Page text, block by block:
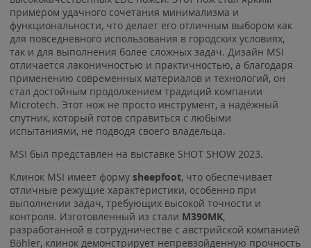
примером удачного сочетания минимализма и
функциональности, что делает его отличным выбором как
для повседневного использования в городских условиях,
так и для выполнения более сложных задач. Дизайн MSI
отличается лаконичностью и практичностью, а благодаря
применению современных материалов и технологий, он
стал достойным продолжением традиций компании
Microtech. Этот нож не просто инструмент, а надёжный
спутник, который готов справиться с любыми
испытаниями, не подводя своего владельца.
MSI был представлен на выставке SHOT SHOW 2023.
Клинок MSI имеет форму sheepfoot, что обеспечивает
отличные режущие характеристики, особенно при
выполнении задач, требующих высокой точности и
контроля. Изготовленный из стали M390MK,
разработанной в сотрудничестве с австрийской компанией
Böhler, клинок демонстрирует непревзойденную прочность